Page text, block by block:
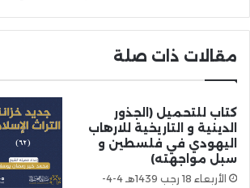
مقالات ذات صلة
كتاب للتحميل (الجذور
الدينية و التاريخية للارهاب
اليهودي في فلسطين و
سبل مواجهته)
الأربعاء 18 رجب 1439هـ 4-4-